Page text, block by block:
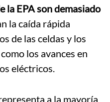
la EPA son demasiado
la caída rápida
de las celdas y los
los avances en
eléctricos.
a la mayoría